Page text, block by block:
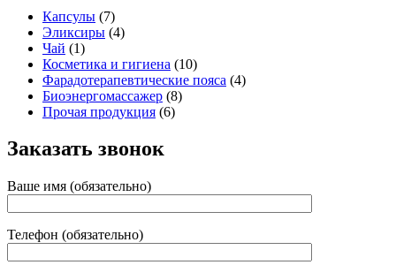
Капсулы (7)
Эликсиры (4)
Чай (1)
Косметика и гигиена (10)
Фарадотерапевтические пояса (4)
Биоэнергомассажер (8)
Прочая продукция (6)
Заказать звонок
Ваше имя (обязательно)
Телефон (обязательно)